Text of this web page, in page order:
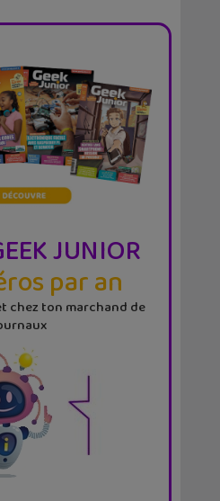
JUNIOR
par an
chez ton marchand de